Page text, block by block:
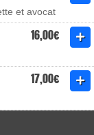
et avocat
16,00€
17,00€